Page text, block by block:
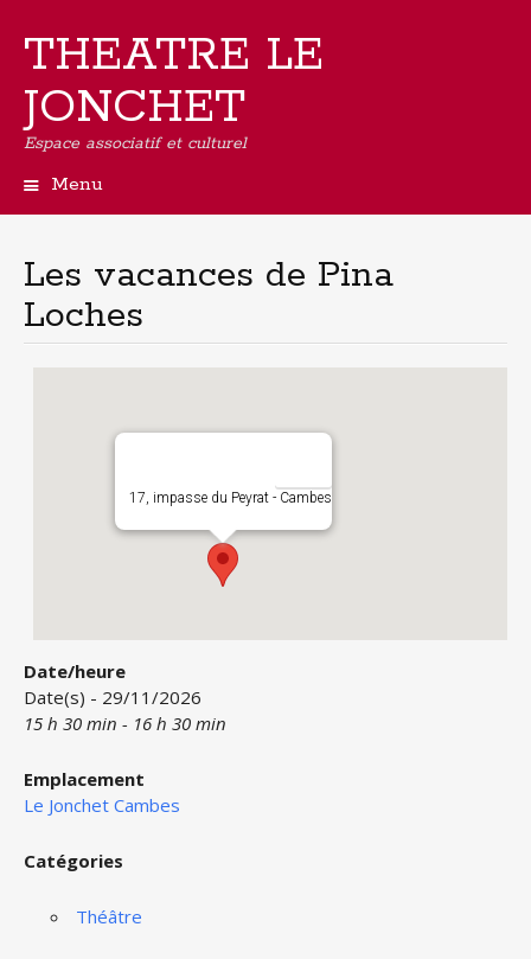
THEATRE LE
JONCHET
Espace associatif et culturel
Menu
principal
Les vacances de Pina
Loches
17, impasse du Peyrat - Cambes
Date/heure
Date(s) - 29/11/2026
15 h 30 min - 16 h 30 min
Emplacement
Le Jonchet Cambes
Catégories
Théâtre